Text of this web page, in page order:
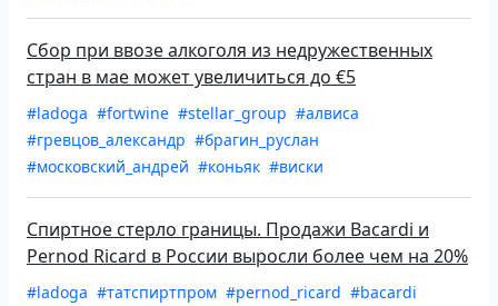
Сбор при ввозе алкоголя из недружественных
стран в мае может увеличиться до €5
#ladoga #fortwine #stellar_group #алвиса
#гревцов_александр #брагин_руслан
#московский_андрей #коньяк #виски
Спиртное стерло границы. Продажи Bacardi и
Pernod Ricard в России выросли более чем на 20%
#ladoga #татспиртпром #pernod_ricard #bacardi